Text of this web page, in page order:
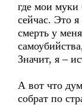
где мои муки
сейчас. Это
смерть у
Значит, я –
А вот что
собрат по